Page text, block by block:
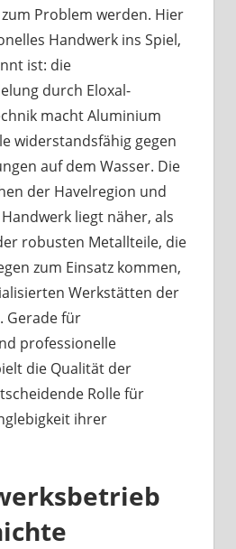
Problem werden. Hier
Handwerk ins Spiel,
ist: die
durch Eloxal-
macht Aluminium
widerstandsfähig gegen
auf dem Wasser. Die
der Havelregion und
liegt näher, als
robusten Metallteile, die
zum Einsatz kommen,
Werkstätten der
Gerade für
professionelle
die Qualität der
Rolle für
ihrer